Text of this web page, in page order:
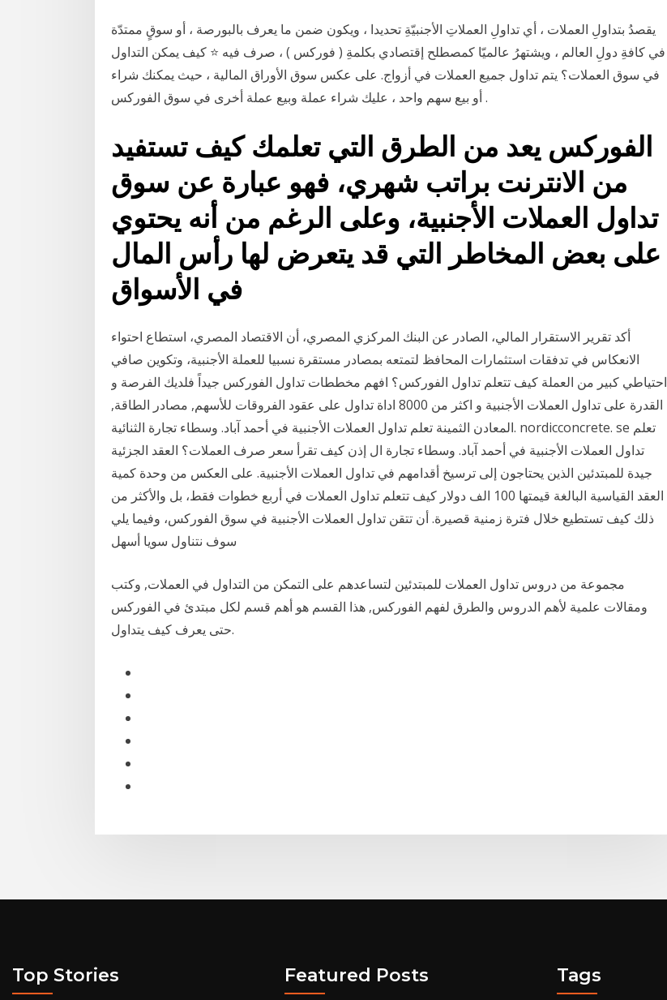
يقصدُ بتداولِ العملات ، أي تداولِ العملاتِ الأجنبيّةِ تحديدا ، ويكون ضمن ما يعرف بالبورصة ، أو سوقٍ ممتدّة
في كافةِ دولِ العالم ، ويشتهرُ عالميّا كمصطلح إقتصادي بكلمةِ ( فوركس ) ، صرف فيه ⭐ كيف يمكن التداول
في سوق العملات؟ يتم تداول جميع العملات في أزواج. على عكس سوق الأوراق المالية ، حيث يمكنك شراء
أو بيع سهم واحد ، عليك شراء عملة وبيع عملة أخرى في سوق الفوركس .
الفوركس يعد من الطرق التي تعلمك كيف تستفيد
من الانترنت براتب شهري، فهو عبارة عن سوق
تداول العملات الأجنبية، وعلى الرغم من أنه يحتوي
على بعض المخاطر التي قد يتعرض لها رأس المال
في الأسواق
أكد تقرير الاستقرار المالي، الصادر عن البنك المركزي المصري، أن الاقتصاد المصري، استطاع احتواء
الانعكاس في تدفقات استثمارات المحافظ لتمتعه بمصادر مستقرة نسبيا للعملة الأجنبية، وتكوين صافي
احتياطي كبير من العملة كيف تتعلم تداول الفوركس؟ افهم مخططات تداول الفوركس جيداً فلديك الفرصة و
القدرة على تداول العملات الأجنبية و اكثر من 8000 اداة تداول على عقود الفروقات للأسهم, مصادر الطاقة,
المعادن الثمينة تعلم تداول العملات الأجنبية في أحمد آباد. وسطاء تجارة الثنائية. nordicconcrete. se تعلم
تداول العملات الأجنبية في أحمد آباد. وسطاء تجارة ال إذن كيف تقرأ سعر صرف العملات؟ العقد الجزئية
جيدة للمبتدئين الذين يحتاجون إلى ترسيخ أقدامهم في تداول العملات الأجنبية. على العكس من وحدة كمية
العقد القياسية البالغة قيمتها 100 الف دولار كيف تتعلم تداول العملات في أربع خطوات فقط، بل والأكثر من
ذلك كيف تستطيع خلال فترة زمنية قصيرة. أن تتقن تداول العملات الأجنبية في سوق الفوركس، وفيما يلي
سوف نتناول سويا أسهل
مجموعة من دروس تداول العملات للمبتدئين لتساعدهم على التمكن من التداول في العملات, وكتب
ومقالات علمية لأهم الدروس والطرق لفهم الفوركس, هذا القسم هو أهم قسم لكل مبتدئ في الفوركس
حتى يعرف كيف يتداول.
Top Stories Featured Posts Tags